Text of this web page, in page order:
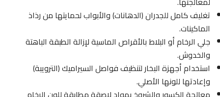
تغليف كامل للجدران (الدهانات) والأبواب لحمايتها من رذاذ
الماكينات.
جلي الرخام أو البلاط بالأقراص الماسية لإزالة الطبقة الباهتة
والخدوش.
استخدام أجهزة البخار لتنظيف فواصل السيراميك (الترويبة)
وإعادتها للونها الأصلي.